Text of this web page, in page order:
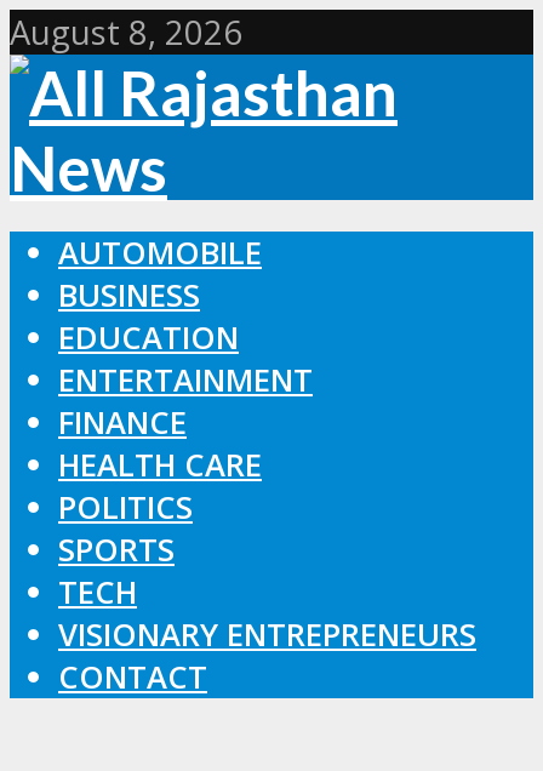
August 8, 2026
AUTOMOBILE
BUSINESS
EDUCATION
ENTERTAINMENT
FINANCE
HEALTH CARE
POLITICS
SPORTS
TECH
VISIONARY ENTREPRENEURS
CONTACT